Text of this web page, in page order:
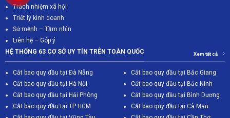
Trách nhiệm xã hội
Triết lý kinh doanh
Sứ mệnh – Tầm nhìn
Liên hệ – Góp ý
HỆ THỐNG 63 CƠ SỞ UY TÍN TRÊN TOÀN QUỐC
Xem tất cả
Cắt bao quy đầu tại Đà Nẵng
Cắt bao quy đầu tại Hà Nội
Cắt bao quy đầu tại Hải Phòng
Cắt bao quy đầu tại TP HCM
Cắt bao quy đầu tại Bắc Giang
Cắt bao quy đầu tại Bắc Ninh
Cắt bao quy đầu tại Bình Dương
Cắt bao quy đầu tại Cà Mau